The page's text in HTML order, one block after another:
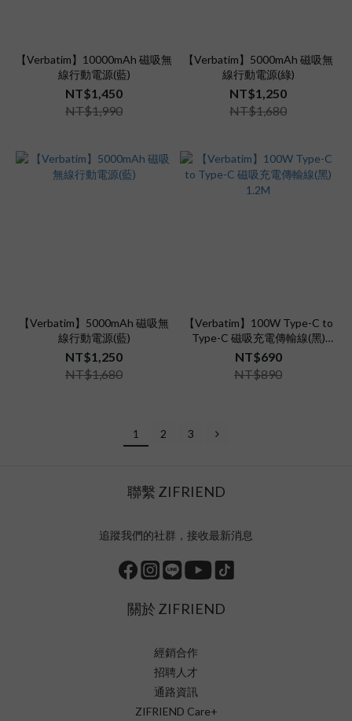
【Verbatim】10000mAh 磁吸無
線行動電源(藍)
NT$1,450
NT$1,990
【Verbatim】5000mAh 磁吸無
線行動電源(綠)
NT$1,250
NT$1,680
【Verbatim】5000mAh 磁吸無
線行動電源(藍)
NT$1,250
NT$1,680
【Verbatim】100W Type-C to
Type-C 磁吸充電傳輸線(黑)
1.2M
NT$690
NT$890
1 2 3
聯繫 ZIFRIEND
追蹤我們的社群，接收最新消息
關於 ZIFRIEND
經銷合作
招聘人才
通路資訊
ZIFRIEND Care+